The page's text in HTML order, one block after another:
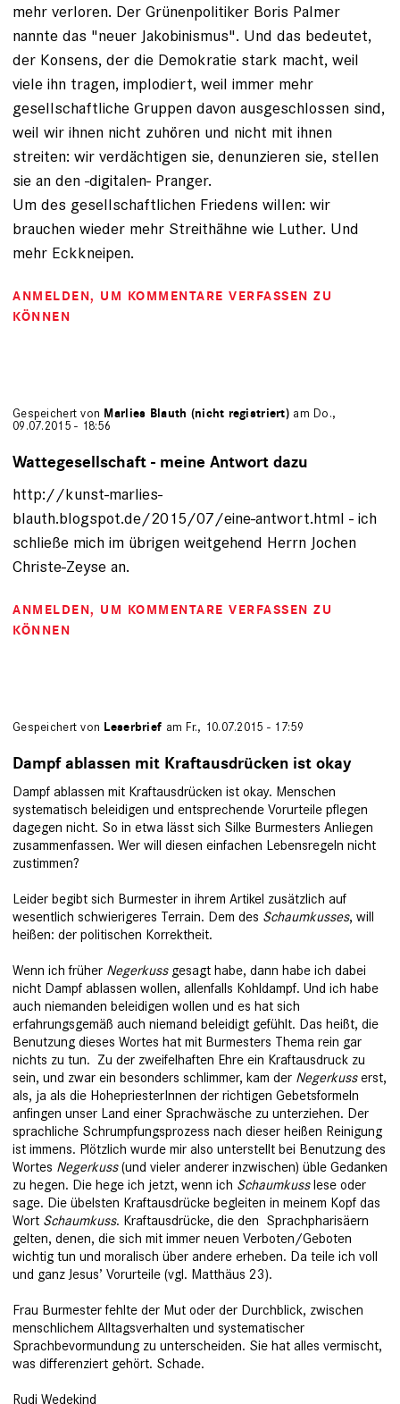
mehr verloren. Der Grünenpolitiker Boris Palmer
nannte das "neuer Jakobinismus". Und das bedeutet,
der Konsens, der die Demokratie stark macht, weil
viele ihn tragen, implodiert, weil immer mehr
gesellschaftliche Gruppen davon ausgeschlossen sind,
weil wir ihnen nicht zuhören und nicht mit ihnen
streiten: wir verdächtigen sie, denunzieren sie, stellen
sie an den -digitalen- Pranger.
Um des gesellschaftlichen Friedens willen: wir
brauchen wieder mehr Streithähne wie Luther. Und
mehr Eckkneipen.
ANMELDEN, UM KOMMENTARE VERFASSEN ZU
KÖNNEN
Gespeichert von Marlies Blauth (nicht registriert) am Do.,
09.07.2015 - 18:56
Wattegesellschaft - meine Antwort dazu
http://kunst-marlies-
blauth.blogspot.de/2015/07/eine-antwort.html - ich
schließe mich im übrigen weitgehend Herrn Jochen
Christe-Zeyse an.
ANMELDEN, UM KOMMENTARE VERFASSEN ZU
KÖNNEN
Gespeichert von Leserbrief am Fr., 10.07.2015 - 17:59
Dampf ablassen mit Kraftausdrücken ist okay
Dampf ablassen mit Kraftausdrücken ist okay. Menschen
systematisch beleidigen und entsprechende Vorurteile pflegen
dagegen nicht. So in etwa lässt sich Silke Burmesters Anliegen
zusammenfassen. Wer will diesen einfachen Lebensregeln nicht
zustimmen?
Leider begibt sich Burmester in ihrem Artikel zusätzlich auf
wesentlich schwierigeres Terrain. Dem des Schaumkusses, will
heißen: der politischen Korrektheit.
Wenn ich früher Negerkussgesagt habe, dann habe ich dabei
nicht Dampf ablassen wollen, allenfalls Kohldampf. Und ich habe
auch niemanden beleidigen wollen und es hat sich
erfahrungsgemäß auch niemand beleidigt gefühlt. Das heißt, die
Benutzung dieses Wortes hat mit Burmesters Thema rein gar
nichts zu tun. Zu der zweifelhaften Ehre ein Kraftausdruck zu
sein, und zwar ein besonders schlimmer, kam der Negerkusserst,
als, ja als die HohepriesterInnen der richtigen Gebetsformeln
anfingen unser Land einer Sprachwäsche zu unterziehen. Der
sprachliche Schrumpfungsprozess nach dieser heißen Reinigung
ist immens. Plötzlich wurde mir also unterstellt bei Benutzung des
Wortes Negerkuss(und vieler anderer inzwischen) üble Gedanken
zu hegen. Die hege ich jetzt, wenn ich Schaumkusslese oder
sage. Die übelsten Kraftausdrücke begleiten in meinem Kopf das
Wort Schaumkuss. Kraftausdrücke, die den Sprachpharisäern
gelten, denen, die sich mit immer neuen Verboten/Geboten
wichtig tun und moralisch über andere erheben. Da teile ich voll
und ganz Jesus’ Vorurteile (vgl. Matthäus 23).
Frau Burmester fehlte der Mut oder der Durchblick, zwischen
menschlichem Alltagsverhalten und systematischer
Sprachbevormundung zu unterscheiden. Sie hat alles vermischt,
was differenziert gehört. Schade.
Rudi Wedekind